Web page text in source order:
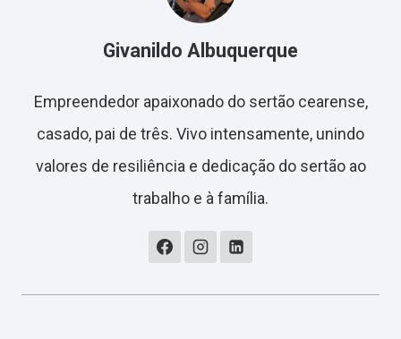
Givanildo Albuquerque
Empreendedor apaixonado do sertão cearense,
casado, pai de três. Vivo intensamente, unindo
valores de resiliência e dedicação do sertão ao
trabalho e à família.